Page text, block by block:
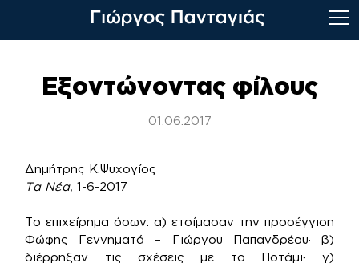
Εξοντώνοντας φίλους
01.06.2017
Δημήτρης Κ.Ψυχογίος
Τα Νέα, 1-6-2017
Το επιχείρημα όσων: α) ετοίμασαν την προσέγγιση
Φώφης Γεννηματά – Γιώργου Παπανδρέου· β)
διέρρηξαν τις σχέσεις με το Ποτάμι· γ)